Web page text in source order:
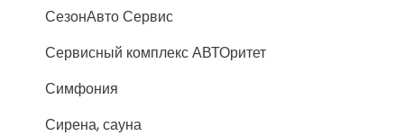
СезонАвто Сервис
Сервисный комплекс АВТОритет
Симфония
Сирена, сауна